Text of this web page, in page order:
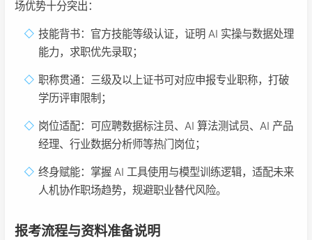
场优势十分突出：
技能背书：官方技能等级认证，证明 AI 实操与数据处理
能力，求职优先录取；
职称贯通：三级及以上证书可对应申报专业职称，打破
学历评审限制；
岗位适配：可应聘数据标注员、AI 算法测试员、AI 产品
经理、行业数据分析师等热门岗位；
终身赋能：掌握 AI 工具使用与模型训练逻辑，适配未来
人机协作职场趋势，规避职业替代风险。
报考流程与资料准备说明